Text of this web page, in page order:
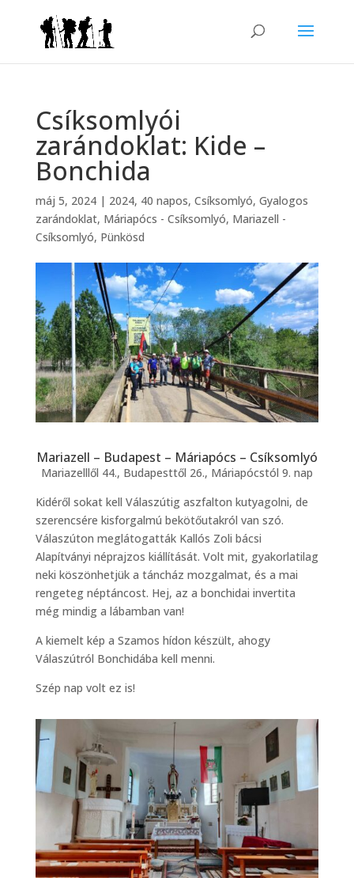
Csíksomlyói
zarándoklat: Kide –
Bonchida
máj 5, 2024| 2024, 40 napos, Csíksomlyó, Gyalogos
zarándoklat, Máriapócs - Csíksomlyó, Mariazell -
Csíksomlyó, Pünkösd
Mariazell – Budapest – Máriapócs – Csíksomlyó
Mariazelllől 44., Budapesttől 26., Máriapócstól 9. nap
Kidéről sokat kell Válaszútig aszfalton kutyagolni, de
szerencsére kisforgalmú bekötőutakról van szó.
Válaszúton meglátogatták Kallós Zoli bácsi
Alapítványi néprajzos kiállítását. Volt mit, gyakorlatilag
neki köszönhetjük a táncház mozgalmat, és a mai
rengeteg néptáncost. Hej, az a bonchidai invertita
még mindig a lábamban van!
A kiemelt kép a Szamos hídon készült, ahogy
Válaszútról Bonchidába kell menni.
Szép nap volt ez is!